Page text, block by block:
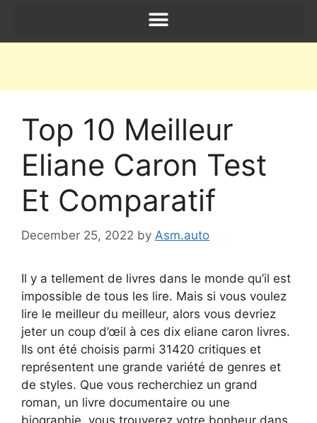
Top 10 Meilleur
Eliane Caron Test
Et Comparatif
December 25, 2022 by Asm.auto
Il y a tellement de livres dans le monde qu’il est
impossible de tous les lire. Mais si vous voulez
lire le meilleur du meilleur, alors vous devriez
jeter un coup d’œil à ces dix eliane caron livres.
Ils ont été choisis parmi 31420 critiques et
représentent une grande variété de genres et
de styles. Que vous recherchiez un grand
roman, un livre documentaire ou une
biographie, vous trouverez votre bonheur dans